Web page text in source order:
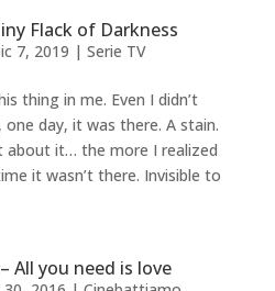
Flack of Darkness
7, 2019 | Serie TV
thing in me. Even I didn’t
day, it was there. A stain.
about it… the more I realized
it wasn’t there. Invisible to
All you need is love